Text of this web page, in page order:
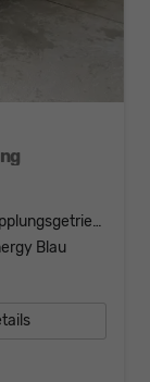
Doppelkupplungsgetriebe (DSG)
Blau